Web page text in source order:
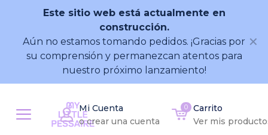
Este sitio web está actualmente en
construcción.
Aún no estamos tomando pedidos. ¡Gracias por
su comprensión y permanezcan atentos para
nuestro próximo lanzamiento!
✕
Mi Cuenta
o crear una cuenta
0
Carrito
Ver mis